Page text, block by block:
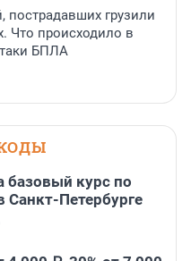
пострадавших грузили
Что происходило в
БПЛА
базовый курс по
Санкт-Петербурге